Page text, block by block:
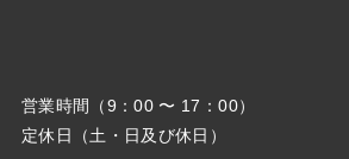
営業時間（9：00 〜 17：00）
定休日（土・日及び休日）